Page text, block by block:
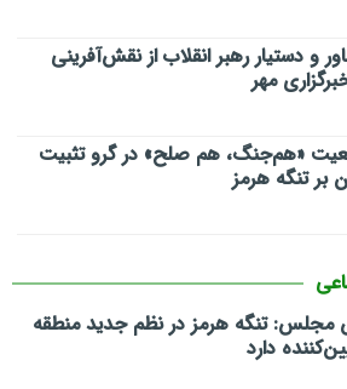
و دستیار رهبر انقلاب از نقش‌آفرینی
مهر
«هم‌جنگ، هم صلح» در گرو تثبیت
بر تنگه هرمز
مجلس: تنگه هرمز در نظم جدید منطقه
دارد